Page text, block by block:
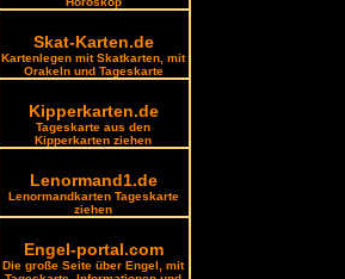
Skat-Karten.de
Kartenlegen mit Skatkarten, mit
Orakeln und Tageskarte
Kipperkarten.de
Tageskarte aus den
Kipperkarten ziehen
Lenormand1.de
Lenormandkarten Tageskarte
ziehen
Engel-portal.com
Die große Seite über Engel, mit